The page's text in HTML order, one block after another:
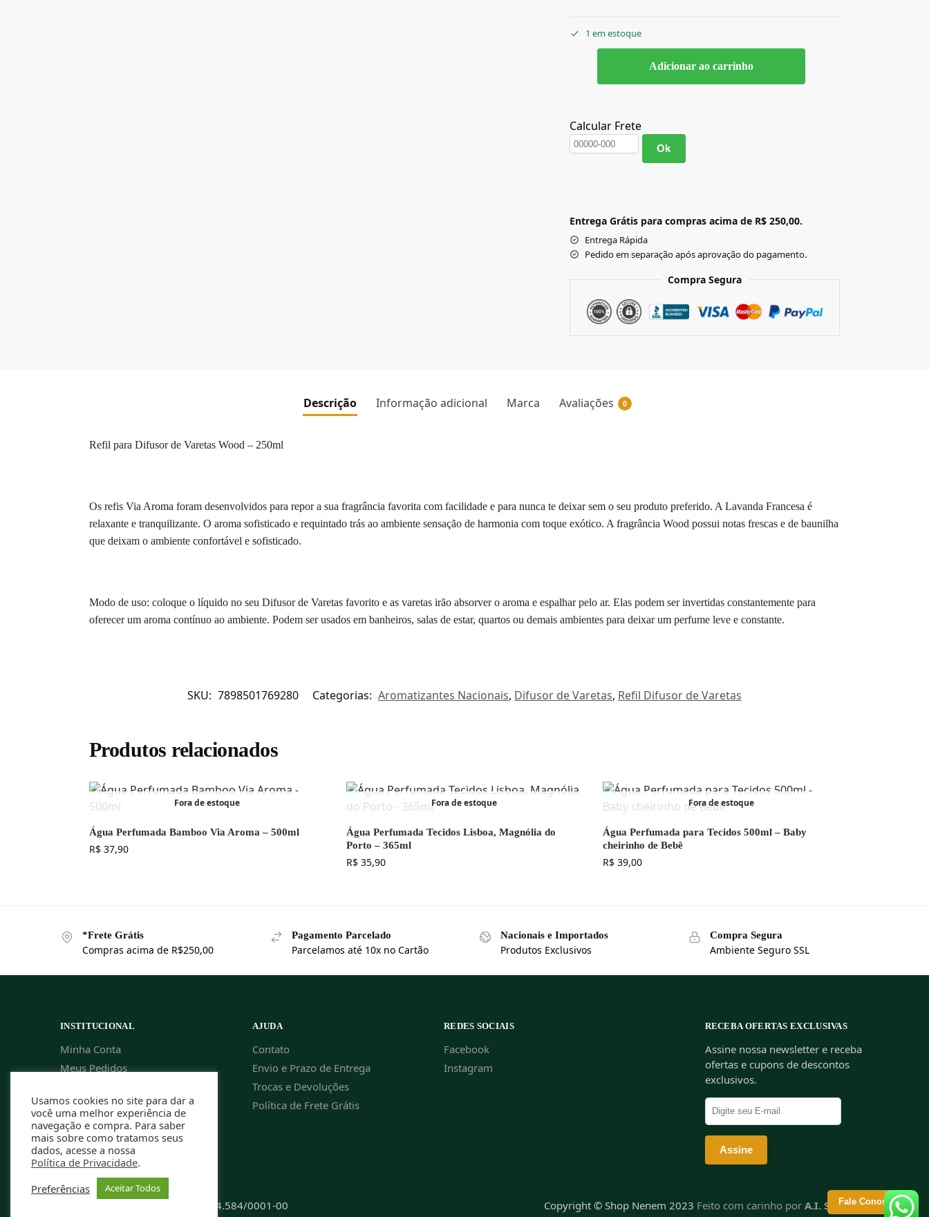
1 em estoque
Adicionar ao carrinho
Calcular Frete
Ok
Entrega Grátis para compras acima de R$ 250,00.
Entrega Rápida
Pedido em separação após aprovação do pagamento.
Compra Segura
Fale Conosco
Descrição Informação adicional Marca Avaliações 0
Refil para Difusor de Varetas Wood – 250ml
Os refis Via Aroma foram desenvolvidos para repor a sua fragrância favorita com facilidade e para nunca te deixar sem o seu produto preferido. A Lavanda Francesa é
relaxante e tranquilizante. O aroma sofisticado e requintado trás ao ambiente sensação de harmonia com toque exótico. A fragrância Wood possui notas frescas e de baunilha
que deixam o ambiente confortável e sofisticado.
Modo de uso: coloque o líquido no seu Difusor de Varetas favorito e as varetas irão absorver o aroma e espalhar pelo ar. Elas podem ser invertidas constantemente para
oferecer um aroma contínuo ao ambiente. Podem ser usados em banheiros, salas de estar, quartos ou demais ambientes para deixar um perfume leve e constante.
SKU: 7898501769280 Categorias: Aromatizantes Nacionais, Difusor de Varetas, Refil Difusor de Varetas
Produtos relacionados
Fora de estoque
Água Perfumada Bamboo Via Aroma – 500ml
R$37,90
Fora de estoque
Água Perfumada Tecidos Lisboa, Magnólia do
Porto – 365ml
R$35,90
Fora de estoque
Água Perfumada para Tecidos 500ml – Baby
cheirinho de Bebê
R$ 39,00
*Frete Grátis
Compras acima de R$250,00
Pagamento Parcelado
Parcelamos até 10x no Cartão
Nacionais e Importados
Produtos Exclusivos
Compra Segura
Ambiente Seguro SSL
INSTITUCIONAL
Minha Conta
Meus Pedidos
Cupom de Desconto
AJUDA
Contato
Envio e Prazo de Entrega
Trocas e Devoluções
Política de Frete Grátis
REDES SOCIAIS
Facebook
Instagram
RECEBA OFERTAS EXCLUSIVAS
Assine nossa newsletter e receba
ofertas e cupons de descontos
exclusivos.
Rafael Caldeira ME | CNPJ: 13.994.584/0001-00 Copyright © Shop Nenem 2023 Feito com carinho por A.I. Soluções
Usamos cookies no site para dar a
você uma melhor experiência de
navegação e compra. Para saber
mais sobre como tratamos seus
dados, acesse a nossa
Política de Privacidade.
Preferências
Aceitar Todos